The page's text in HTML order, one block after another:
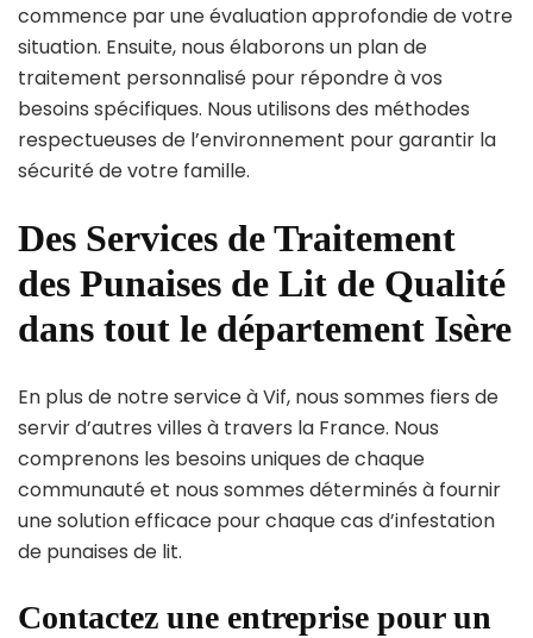
commence par une évaluation approfondie de votre
situation. Ensuite, nous élaborons un plan de
traitement personnalisé pour répondre à vos
besoins spécifiques. Nous utilisons des méthodes
respectueuses de l’environnement pour garantir la
sécurité de votre famille.
Des Services de Traitement
des Punaises de Lit de Qualité
dans tout le département Isère
En plus de notre service à Vif, nous sommes fiers de
servir d’autres villes à travers la France. Nous
comprenons les besoins uniques de chaque
communauté et nous sommes déterminés à fournir
une solution efficace pour chaque cas d’infestation
de punaises de lit.
Contactez une entreprise pour un